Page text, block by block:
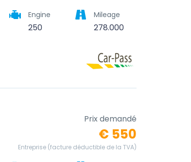
Engine
250
Mileage
278.000
Prix demandé
€ 550
Entreprise (facture déductible de la TVA)